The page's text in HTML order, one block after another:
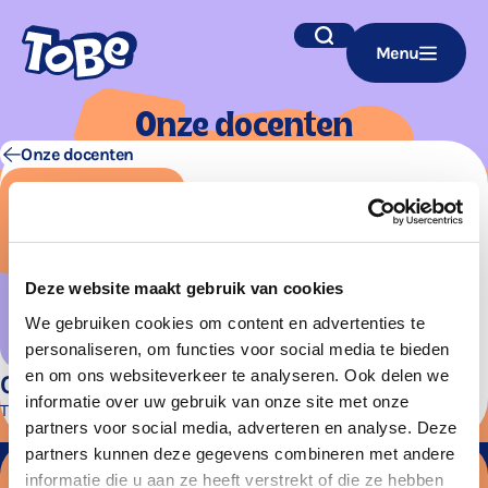
Deze website maakt gebruik van cookies
We gebruiken cookies om content en advertenties te
personaliseren, om functies voor social media te bieden
en om ons websiteverkeer te analyseren. Ook delen we
informatie over uw gebruik van onze site met onze
partners voor social media, adverteren en analyse. Deze
partners kunnen deze gegevens combineren met andere
informatie die u aan ze heeft verstrekt of die ze hebben
Navigatie
overslaan
Zoek Menu
Onze docen­ten
Onze docenten
Callina Knappmann
Theaterdocent